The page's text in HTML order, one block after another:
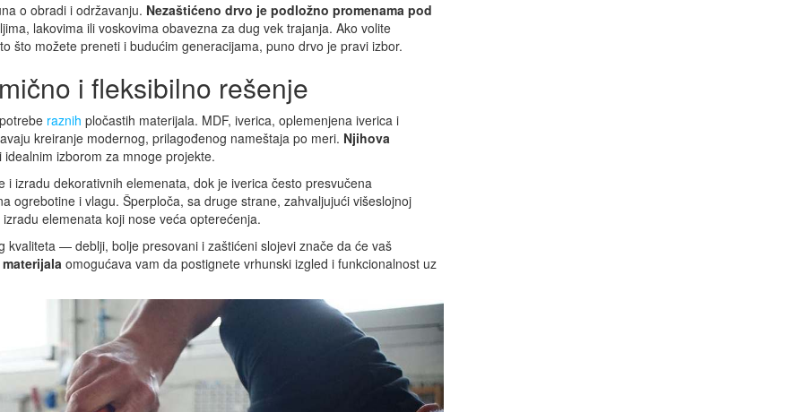
o obradi i održavanju. Nezaštićeno drvo je podložno promenama pod
lakovima ili voskovima obavezna za dug vek trajanja. Ako volite
što možete preneti i budućim generacijama, puno drvo je pravi izbor.
i fleksibilno rešenje
raznih pločastih materijala. MDF, iverica, oplemenjena iverica i
kreiranje modernog, prilagođenog nameštaja po meri. Njihova
idealnim izborom za mnoge projekte.
izradu dekorativnih elemenata, dok je iverica često presvučena
ogrebotine i vlagu. Šperploča, sa druge strane, zahvaljujući višeslojnoj
elemenata koji nose veća opterećenja.
kvaliteta — deblji, bolje presovani i zaštićeni slojevi znače da će vaš
omogućava vam da postignete vrhunski izgled i funkcionalnost uz